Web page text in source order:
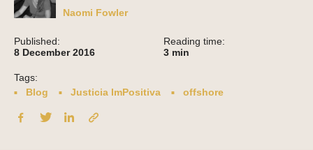
Naomi Fowler
Published:
8 December 2016
Reading time:
3 min
Tags:
Blog
Justicia ImPositiva offshore